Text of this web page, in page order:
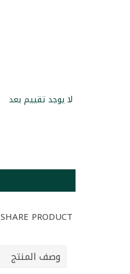
لا يوجد تقييم بعد
SHARE PRODUCT
وصف المنتج